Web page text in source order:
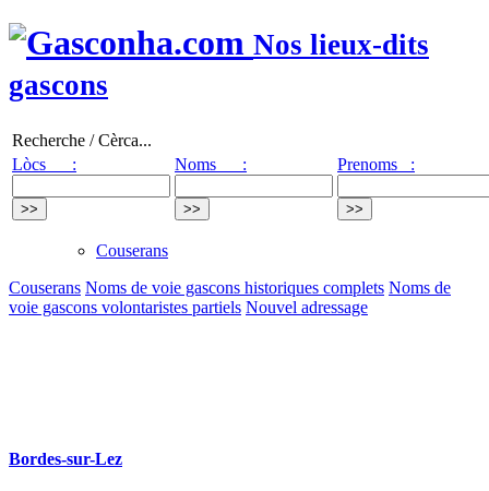
Nos lieux-dits
gascons
Recherche / Cèrca...
Lòcs :
Noms : Prenoms :
Couserans
Couserans Noms de voie gascons historiques complets Noms de
voie gascons volontaristes partiels Nouvel adressage
Bordes-sur-Lez